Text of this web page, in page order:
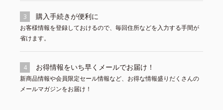
3 購入手続きが便利に
お客様情報を登録しておけるので、毎回住所などを入力する手間が
省けます。
4 お得情報をいち早くメールでお届け！
新商品情報や会員限定セール情報など、お得な情報盛りだくさんの
メールマガジンをお届け！